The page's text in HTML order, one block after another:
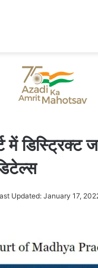
में
Updated: January 17,